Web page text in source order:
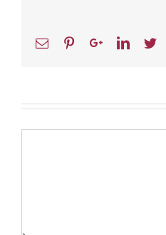
Facebook
Twitter
Linkedin
Google+
Pinterest
Email